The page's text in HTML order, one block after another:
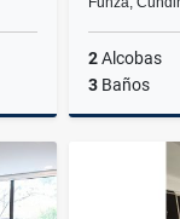
Venta
2Alcobas
3 Baños